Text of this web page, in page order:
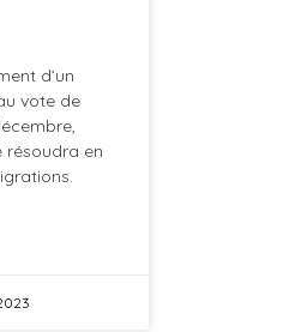
d’un
vote de
résoudra en